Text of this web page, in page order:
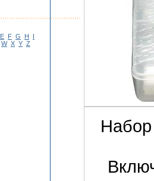
E F G H
I
W X Y Z
Набор